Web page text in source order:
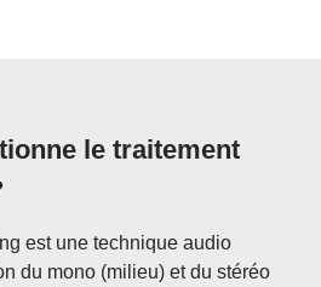
le traitement
est une technique audio
du mono (milieu) et du stéréo